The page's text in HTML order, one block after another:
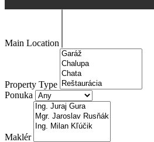
Main Location
Property Type
Ponuka
Maklér